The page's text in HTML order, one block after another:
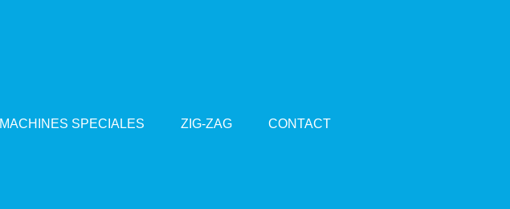
MACHINES SPECIALES ZIG-ZAG CONTACT